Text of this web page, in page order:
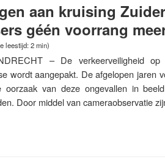
aan kruising
géén voorrang
leestijd: 2 min)
– De verkeerveiligheid
wordt aangepakt. De afgelopen jaren
oorzaak van deze ongevallen in
Door middel van cameraobservatie